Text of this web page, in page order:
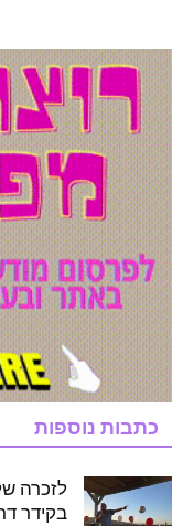
כתבות נוספות
לזכרה
בקידר